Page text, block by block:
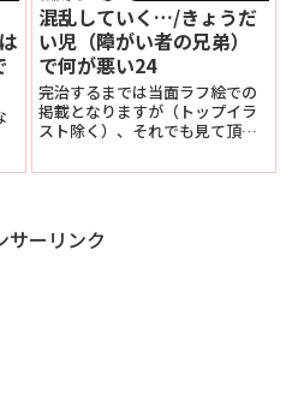
混乱していく…/きょうだ
い児（障がい者の兄弟）
で何が悪い24
完治するまでは当面ラフ絵での
掲載となりますが（トップイラ
スト除く）、それでも見て頂け
ら何とも不便な身体になってし
っていますので応援よろしくお
願い致します。
サーリンク